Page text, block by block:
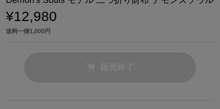
¥12,980
送料一律1,000円